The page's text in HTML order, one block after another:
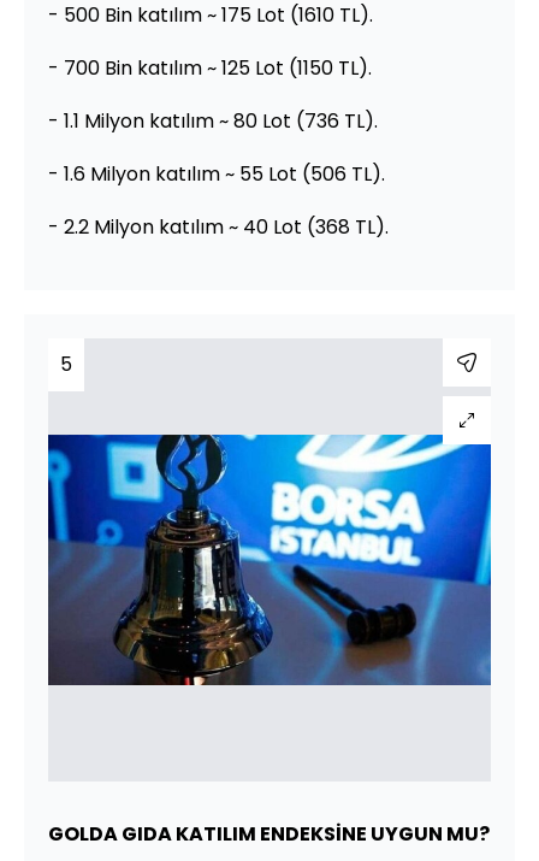
- 500 Bin katılım ~ 175 Lot (1610 TL).
- 700 Bin katılım ~ 125 Lot (1150 TL).
- 1.1 Milyon katılım ~ 80 Lot (736 TL).
- 1.6 Milyon katılım ~ 55 Lot (506 TL).
- 2.2 Milyon katılım ~ 40 Lot (368 TL).
5
GOLDA GIDA KATILIM ENDEKSİNE UYGUN MU?